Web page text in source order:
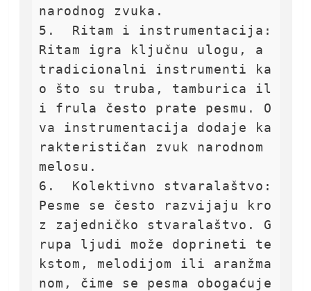
narodnog zvuka.
5.  Ritam i instrumentacija:
Ritam igra ključnu ulogu, a
tradicionalni instrumenti ka
o što su truba, tamburica il
i frula često prate pesmu. O
va instrumentacija dodaje ka
rakterističan zvuk narodnom
melosu.
6.  Kolektivno stvaralaštvo:
Pesme se često razvijaju kro
z zajedničko stvaralaštvo. G
rupa ljudi može doprineti te
kstom, melodijom ili aranžma
nom, čime se pesma obogaćuje